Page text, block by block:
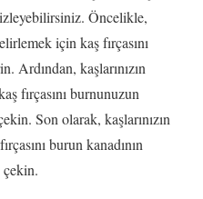
Öncelikle,
için kaş fırçasını
Ardından, kaşlarınızın
fırçasını burnunuzun
Son olarak, kaşlarınızın
burun kanadının
çekin.